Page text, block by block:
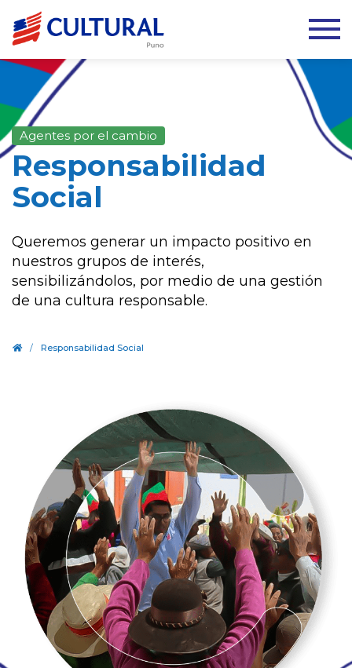
Agentes por el cambio
Responsabilidad
Social
Queremos generar un impacto positivo en
nuestros grupos de interés,
sensibilizándolos, por medio de una gestión
de una cultura responsable.
. / Responsabilidad Social